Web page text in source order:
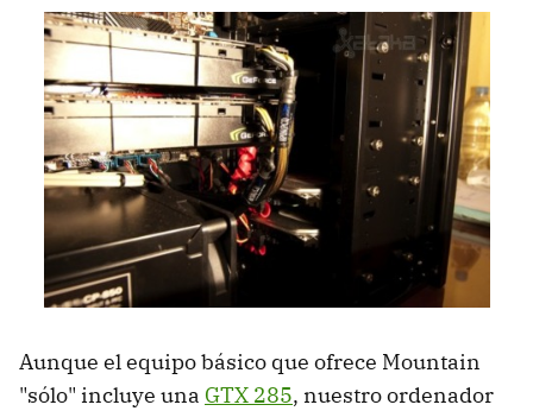
Aunque el equipo básico que ofrece Mountain
"sólo" incluye una GTX 285, nuestro ordenador